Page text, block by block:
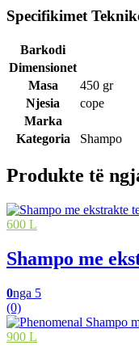
Specifikimet
Barkodi
Dimensionet
Masa
450 gr
Njesia
cope
Marka
Kategoria
Shampo
Produkte të
600 L
Shampo me
0nga 5
(0)
900 L